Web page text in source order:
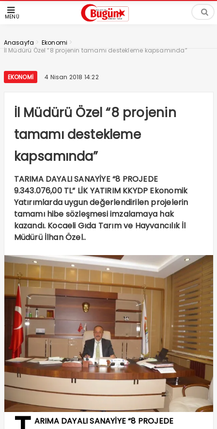
MENÜ
Anasayfa > Ekonomi >
İl Müdürü Özel “8 projenin tamamı destekleme kapsamında”
EKONOMI 4 Nisan 2018 14:22
İl Müdürü Özel “8 projenin
tamamı destekleme
kapsamında”
TARIMA DAYALI SANAYİYE “8 PROJEDE
9.343.076,00 TL” LİK YATIRIM KKYDP Ekonomik
Yatırımlarda uygun değerlendirilen projelerin
tamamı hibe sözleşmesi imzalamaya hak
kazandı. Kocaeli Gıda Tarım ve Hayvancılık İl
Müdürü İlhan Özel..
ARIMA DAYALI SANAYİYE “8 PROJEDE